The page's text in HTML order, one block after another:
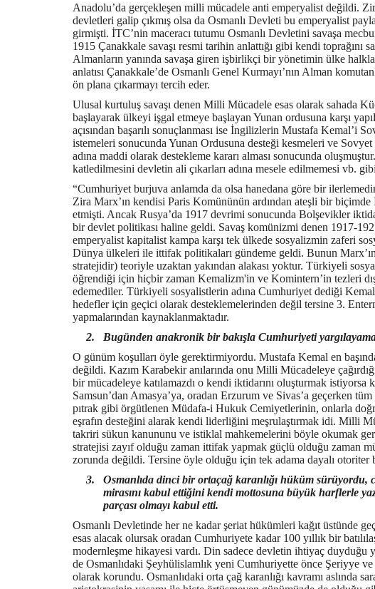
Anadolu’da gerçekleşen milli mücadele anti emperyalist değildi.
devletleri galip çıkmış olsa da Osmanlı Devleti bu emperyalist
girmişti. İTC’nin maceracı tutumu Osmanlı Devletini savaşa
1915 Çanakkale savaşı resmi tarihin anlattığı gibi kendi toprağını
Almanların yanında savaşa giren işbirlikçi bir yönetimin ülke
anlatısı Çanakkale’de Osmanlı Genel Kurmayı’nın Alman
ön plana çıkarmayı tercih eder.
Ulusal kurtuluş savaşı denen Milli Mücadele esas olarak sahada
başlayarak ülkeyi işgal etmeye başlayan Yunan ordusuna karşı
açısından başarılı sonuçlanması ise İngilizlerin Mustafa Kemal’i
istemeleri sonucunda Yunan Ordusuna desteği kesmeleri ve
adına maddi olarak destekleme kararı alması sonucunda
katledilmesini devletin ali çıkarları adına mesele edilmemesi vb.
“Cumhuriyet burjuva anlamda da olsa hanedana göre bir
Zira Marx’ın kendisi Paris Komününün ardından ateşli bir
etmişti. Ancak Rusya’da 1917 devrimi sonucunda Bolşevikler
bir devlet politikası haline geldi. Savaş komünizmi denen 1917-
emperyalist kapitalist kampa karşı tek ülkede sosyalizmin zaferi
Dünya ülkeleri ile ittifak politikaları gündeme geldi. Bunun
stratejidir) teoriyle uzaktan yakından alakası yoktur. Türkiyeli
öğrendiği için hiçbir zaman Kemalizm'in ve Komintern’in tezleri
edemediler. Türkiyeli sosyalistlerin adına Cumhuriyet dediği
hedefler için geçici olarak desteklemelerinden değil tersine 3.
yapmalarından kaynaklanmaktadır.
2.
Bugünden anakronik bir bakışla Cumhuriyeti
O günüm koşulları öyle gerektirmiyordu. Mustafa Kemal en
değildi. Kazım Karabekir anılarında onu Milli Mücadeleye
bir mücadeleye katılamazdı o kendi iktidarını oluşturmak
Samsun’dan Amasya’ya, oradan Erzurum ve Sivas’a geçerken
pıtrak gibi örgütlenen Müdafa-i Hukuk Cemiyetlerinin, onlarla
eşrafın desteğini alarak kendi liderliğini meşrulaştırmak idi. Milli
takriri sükun kanununu ve istiklal mahkemelerini böyle okumak
stratejisi zayıf olduğu zaman ittifak yapmak güçlü olduğu zaman
zorunda değildi. Tersine öyle olduğu için tek adama dayalı otoriter
3.
Osmanlıda dinci bir ortaçağ karanlığı hüküm
mirasını kabul ettiğini kendi mottosuna büyük harflerle
parçası olmayı kabul etti.
Osmanlı Devletinde her ne kadar şeriat hükümleri kağıt üstünde
esas alacak olursak oradan Cumhuriyete kadar 100 yıllık bir
modernleşme hikayesi vardı. Din sadece devletin ihtiyaç duyduğu
de Osmanlıdaki Şeyhülislamlık yeni Cumhuriyette önce Şeriyye
olarak korundu. Osmanlıdaki orta çağ karanlığı kavramı aslında